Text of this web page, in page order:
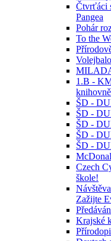
Čtvrťáci
Pangea
Pohár
To the
1.B -
knihovně
ŠD -
ŠD -
ŠD -
ŠD -
ŠD -
Czech
škole!
Zažijte
Krajské